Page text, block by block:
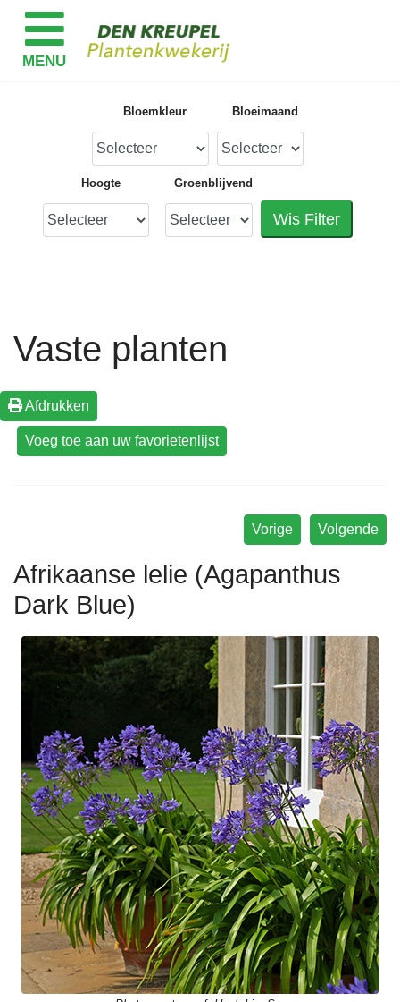
Bloemkleur Bloeimaand
Hoogte Groenblijvend
Wis Filter
Vaste planten
Afdrukken
Volgende
Vorige
Afrikaanse lelie (Agapanthus
Dark Blue)